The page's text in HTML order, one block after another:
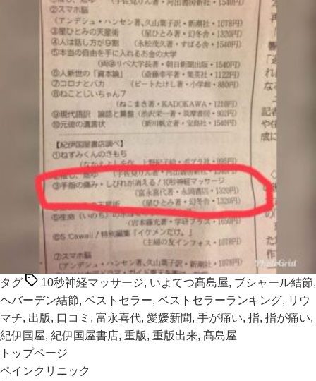
タグ 10秒神経マッサージ, いよてつ髙島屋, ブシャール結節,
ヘバーデン結節, ベストセラー, ベストセラーランキング, リウ
マチ, 出版, 口コミ , 富永喜代, 愛媛新聞, 手が痛い, 指, 指が痛い,
紀伊国屋, 紀伊国屋書店, 重版, 重版出来, 髙島屋
トップページ
ペインクリニック